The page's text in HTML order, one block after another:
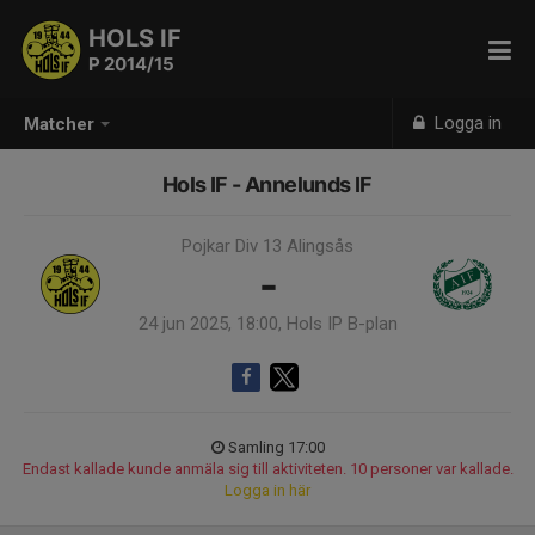
Matcher Logga in
HOLS IF
P 2014/15
Hols IF - Annelunds IF
Pojkar Div 13 Alingsås
-
24 jun 2025, 18:00, Hols IP B-plan
Samling 17:00
Endast kallade kunde anmäla sig till aktiviteten. 10 personer var kallade.
Logga in här